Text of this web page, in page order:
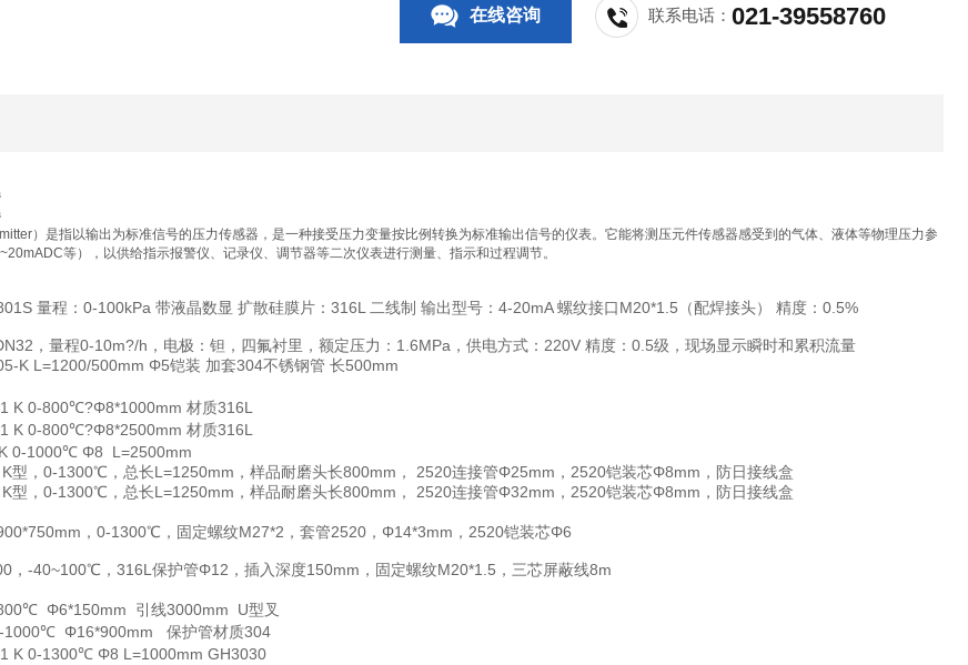
在线咨询 联系电话：021-39558760
）是指以输出为标准信号的压力传感器，是一种接受压力变量按比例转换为标准输出信号的仪表。它能将测压元件传感器感受到的气体、液体等物理压力参
等），以供给指示报警仪、记录仪、调节器等二次仪表进行测量、指示和过程调节。
量程：0-100kPa 带液晶数显 扩散硅膜片：316L 二线制 输出型号：4-20mA 螺纹接口M20*1.5（配焊接头） 精度：0.5%
，量程0-10m?/h，电极：钽，四氟衬里，额定压力：1.6MPa，供电方式：220V 精度：0.5级，现场显示瞬时和累积流量
K L=1200/500mm Φ5铠装 加套304不锈钢管 长500mm
K 0-800℃?Φ8*1000mm 材质316L
K 0-800℃?Φ8*2500mm 材质316L
0-1000℃ Φ8 L=2500mm
型，0-1300℃，总长L=1250mm，样品耐磨头长800mm， 2520连接管Φ25mm，2520铠装芯Φ8mm，防日接线盒
型，0-1300℃，总长L=1250mm，样品耐磨头长800mm， 2520连接管Φ32mm，2520铠装芯Φ8mm，防日接线盒
，0-1300℃，固定螺纹M27*2，套管2520，Φ14*3mm，2520铠装芯Φ6
，-40~100℃，316L保护管Φ12，插入深度150mm，固定螺纹M20*1.5，三芯屏蔽线8m
Φ6*150mm 引线3000mm U型叉
1000℃ Φ16*900mm 保护管材质304
K 0-1300℃ Φ8 L=1000mm GH3030